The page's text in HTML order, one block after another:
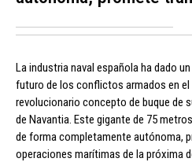
La industria naval española ha dado
futuro de los conflictos armados en el
revolucionario concepto de buque de
de Navantia. Este gigante de 75
de forma completamente autónoma,
operaciones marítimas de la próxima